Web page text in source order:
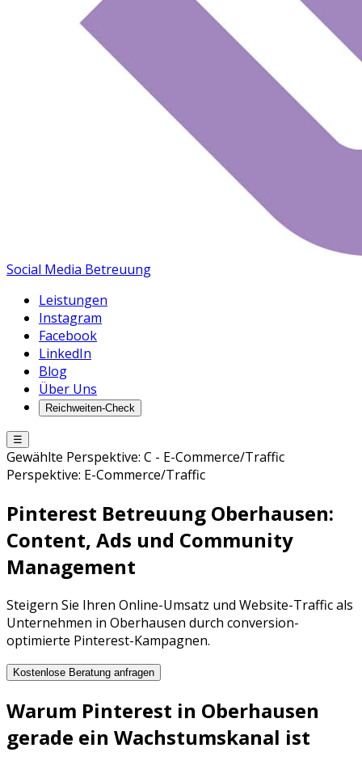
Social Media Betreuung
Leistungen
Instagram
Facebook
LinkedIn
Blog
Über Uns
Reichweiten-Check
☰
Gewählte Perspektive: C - E-Commerce/Traffic
Perspektive: E-Commerce/Traffic
Pinterest Betreuung Oberhausen:
Content, Ads und Community
Management
Steigern Sie Ihren Online-Umsatz und Website-Traffic als
Unternehmen in Oberhausen durch conversion-
optimierte Pinterest-Kampagnen.
Kostenlose Beratung anfragen
Warum Pinterest in Oberhausen
gerade ein Wachstumskanal ist